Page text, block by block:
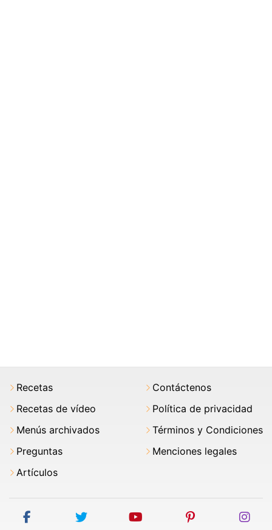
Recetas
Recetas de vídeo
Menús archivados
Preguntas
Artículos
Contáctenos
Política de privacidad
Términos y Condiciones
Menciones legales
facebook twitter youtube pinterest